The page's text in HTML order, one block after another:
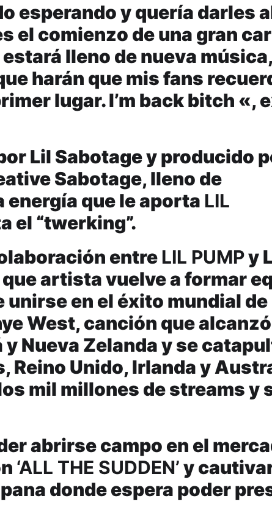
esperando y quería darles
el comienzo de una gran
estará lleno de nueva
harán que mis fans
lugar. I’m back bitch «,
Lil Sabotage y producido
Sabotage, lleno de
energía que le aporta LIL
el “twerking”.
entreLIL PUMPy
artista vuelve a formar
unirse en el éxito mundial
West, canción que
y Nueva Zelanda y se
Reino Unido, Irlanda y
mil millones de streams y
abrirse campo en el
‘ALL THE SUDDEN’y
donde espera poder